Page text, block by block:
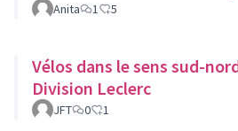
Anita 1 5
Vélos dans le sens sud-
Division Leclerc
JFT 0 1